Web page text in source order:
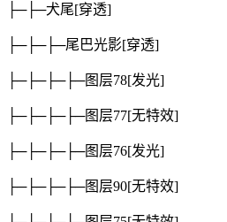
├─├─犬尾[穿透]
├─├─├─尾巴光影[穿透]
├─├─├─├─图层78[发光]
├─├─├─├─图层77[无特效]
├─├─├─├─图层76[发光]
├─├─├─├─图层90[无特效]